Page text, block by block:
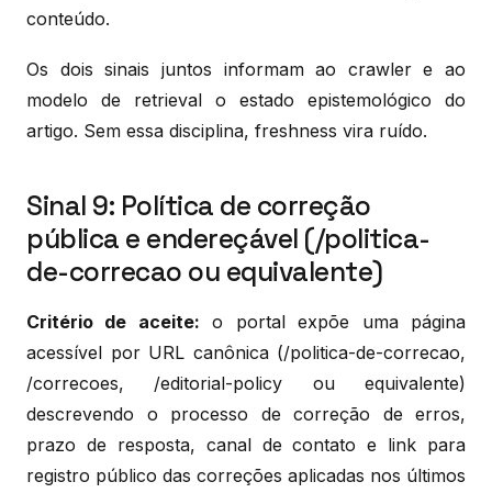
conteúdo.
Os dois sinais juntos informam ao crawler e ao
modelo de retrieval o estado epistemológico do
artigo. Sem essa disciplina, freshness vira ruído.
Sinal 9: Política de correção
pública e endereçável (/politica-
de-correcao ou equivalente)
Critério de aceite: o portal expõe uma página
acessível por URL canônica (/politica-de-correcao,
/correcoes, /editorial-policy ou equivalente)
descrevendo o processo de correção de erros,
prazo de resposta, canal de contato e link para
registro público das correções aplicadas nos últimos